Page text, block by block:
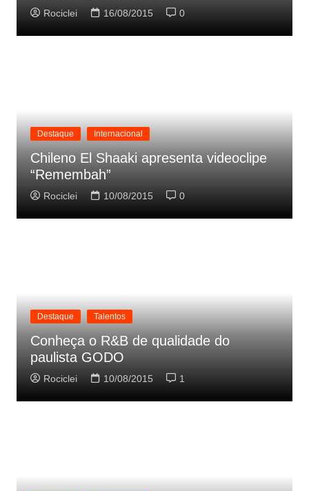
Rociclei 16/08/2015 0
Destaque Internacional
Chileno El Shaaki apresenta videoclipe
“Remembah”
Rociclei 10/08/2015 0
Destaque Talentos
Conheça o R&B de qualidade do
paulista GODO
Rociclei 10/08/2015 1